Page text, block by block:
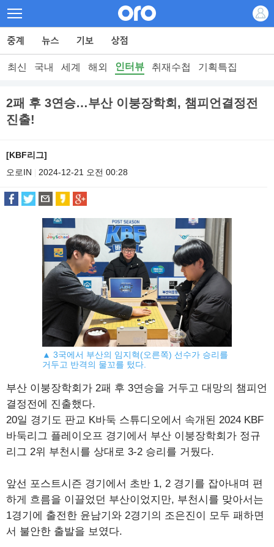
최신 국내 세계 해외 인터뷰 취재수첩 기획특집
2패 후 3연승…부산 이붕장학회, 챔피언결정전
진출!
[KBF리그]
오로IN
2024-12-21 오전 00:28
▲ 3국에서 부산의 임지혁(오른쪽) 선수가 승리를
거두고 반격의 물꼬를 텄다.
부산 이붕장학회가 2패 후 3연승을 거두고 대망의 챔피언
결정전에 진출했다.
20일 경기도 판교 K바둑 스튜디오에서 속개된 2024 KBF
바둑리그 플레이오프 경기에서 부산 이붕장학회가 정규
리그 2위 부천시를 상대로 3-2 승리를 거뒀다.
앞선 포스트시즌 경기에서 초반 1, 2 경기를 잡아내며 편
하게 흐름을 이끌었던 부산이었지만, 부천시를 맞아서는
1경기에 출전한 윤남기와 2경기의 조은진이 모두 패하면
서 불안한 출발을 보였다.